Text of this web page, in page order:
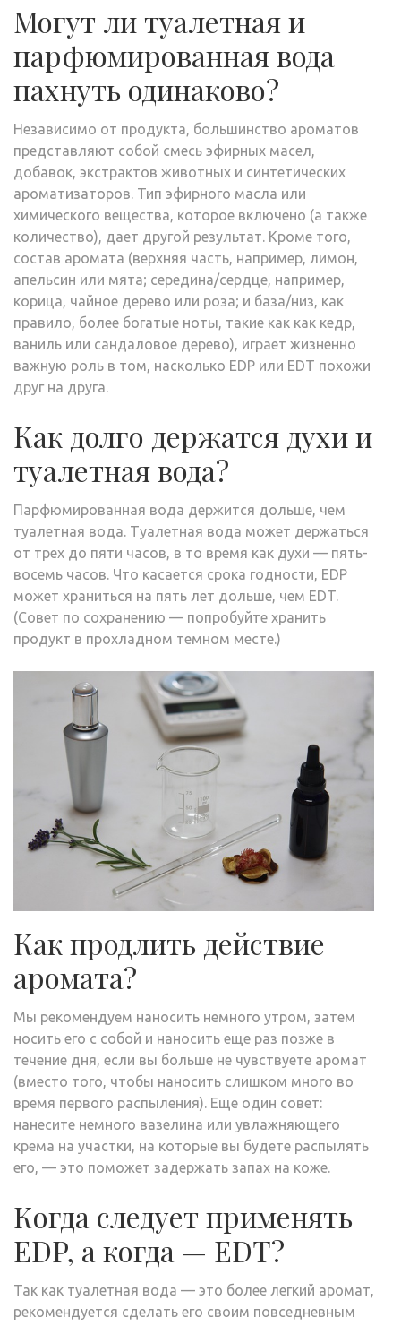
Могут ли туалетная и
парфюмированная вода
пахнуть одинаково?
Независимо от продукта, большинство ароматов
представляют собой смесь эфирных масел,
добавок, экстрактов животных и синтетических
ароматизаторов. Тип эфирного масла или
химического вещества, которое включено (а также
количество), дает другой результат. Кроме того,
состав аромата (верхняя часть, например, лимон,
апельсин или мята; середина/сердце, например,
корица, чайное дерево или роза; и база/низ, как
правило, более богатые ноты, такие как как кедр,
ваниль или сандаловое дерево), играет жизненно
важную роль в том, насколько EDP или EDT похожи
друг на друга.
Как долго держатся духи и
туалетная вода?
Парфюмированная вода держится дольше, чем
туалетная вода. Туалетная вода может держаться
от трех до пяти часов, в то время как духи — пять-
восемь часов. Что касается срока годности, EDP
может храниться на пять лет дольше, чем EDT.
(Совет по сохранению — попробуйте хранить
продукт в прохладном темном месте.)
Как продлить действие
аромата?
Мы рекомендуем наносить немного утром, затем
носить его с собой и наносить еще раз позже в
течение дня, если вы больше не чувствуете аромат
(вместо того, чтобы наносить слишком много во
время первого распыления). Еще один совет:
нанесите немного вазелина или увлажняющего
крема на участки, на которые вы будете распылять
его, — это поможет задержать запах на коже.
Когда следует применять
EDP, а когда — EDT?
Так как туалетная вода — это более легкий аромат,
рекомендуется сделать его своим повседневным